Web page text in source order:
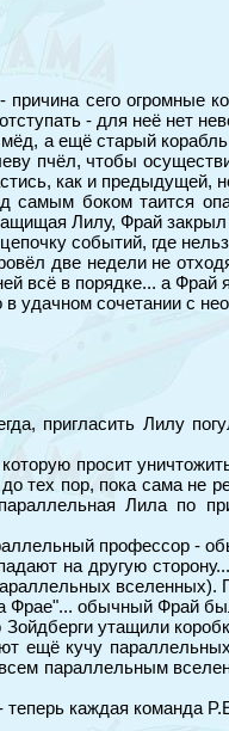
сего огромные
- для неё нет
а ещё старый
пчёл, чтобы
как и предыдущей,
боком таится
Лилу, Фрай
событий, где
две недели не
всё в порядке... а Фрай
удачном сочетании с
пригласить Лилу
просит
тех пор, пока сама не
Лила по
профессор -
на другую
Фрае"... обычный Фрай
утащили
ещё кучу
параллельным
каждая команда